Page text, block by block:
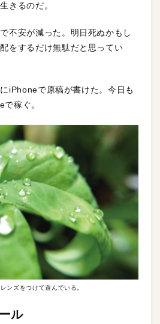
きるのだ。
不安が減った。明日死ぬかもし
をするだけ無駄だと思ってい
iPhoneで原稿が書けた。今日も
稼ぐ。
ンズをつけて遊んでいる。
ル